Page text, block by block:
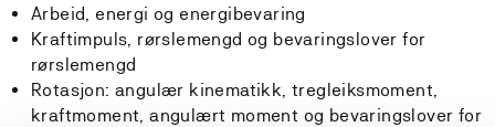
Arbeid, energi og energibevaring
Kraftimpuls, rørslemengd og bevaringslover for
rørslemengd
Rotasjon: angulær kinematikk, tregleiksmoment,
kraftmoment, angulært moment og bevaringslover for